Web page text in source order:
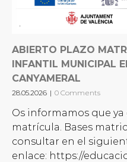
ABIERTO PLAZO
INFANTIL MUNICIPAL
CANYAMERAL
28.05.2026 | 0 Comments
Os informamos que
matrícula. Bases
consultar en el
enlace: https://